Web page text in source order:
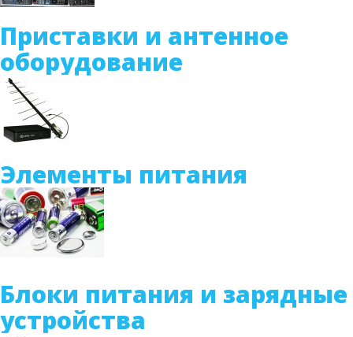
Приставки и антенное
оборудование
Элементы питания
Блоки питания и зарядные
устройства